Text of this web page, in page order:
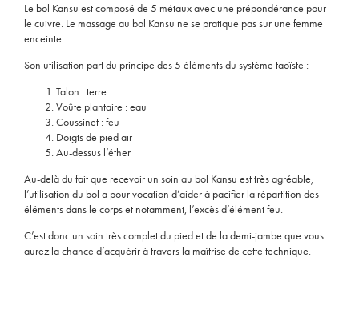
Le bol Kansu est composé de 5 métaux avec une prépondérance pour
le cuivre. Le massage au bol Kansu ne se pratique pas sur une femme
enceinte.
Son utilisation part du principe des 5 éléments du système taoïste :
Talon : terre
Voûte plantaire : eau
Coussinet : feu
Doigts de pied air
Au-dessus l’éther
Au-delà du fait que recevoir un soin au bol Kansu est très agréable,
l’utilisation du bol a pour vocation d’aider à pacifier la répartition des
éléments dans le corps et notamment, l’excès d’élément feu.
C’est donc un soin très complet du pied et de la demi-jambe que vous
aurez la chance d’acquérir à travers la maîtrise de cette technique.